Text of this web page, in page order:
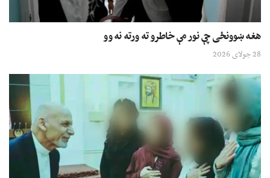
هغه ښوونځی چې نور مې خاطرو ته ورته نه وو
28 جولای 2026